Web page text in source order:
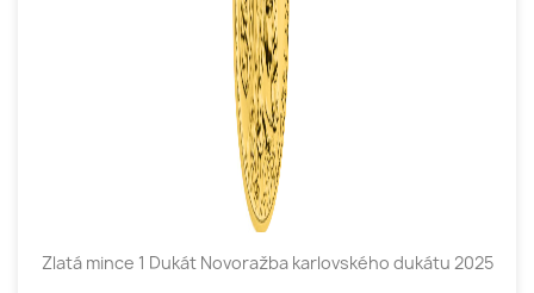
Zlatá mince 1 Dukát Novoražba karlovského dukátu 2025